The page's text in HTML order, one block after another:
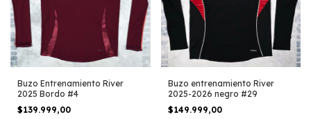
Buzo Entrenamiento River
2025 Bordo #4
$139.999,00
Buzo entrenamiento River
2025-2026 negro #29
$149.999,00